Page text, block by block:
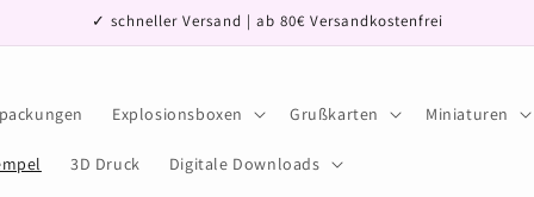
✓ schneller Versand | ab 80€ Versandkostenfrei
Explosionsboxen Grußkarten Miniaturen
3D Druck Digitale Downloads